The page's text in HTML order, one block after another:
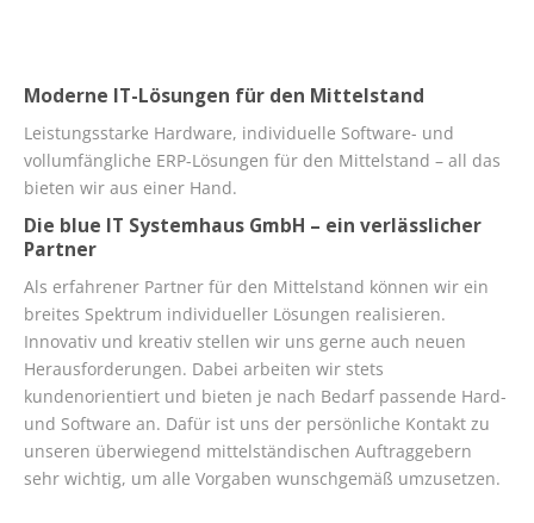
Moderne IT-Lösungen für den Mittelstand
Leistungsstarke Hardware, individuelle Software- und
vollumfängliche ERP-Lösungen für den Mittelstand – all das
bieten wir aus einer Hand.
Die blue IT Systemhaus GmbH – ein verlässlicher
Partner
Als erfahrener Partner für den Mittelstand können wir ein
breites Spektrum individueller Lösungen realisieren.
Innovativ und kreativ stellen wir uns gerne auch neuen
Herausforderungen. Dabei arbeiten wir stets
kundenorientiert und bieten je nach Bedarf passende Hard-
und Software an. Dafür ist uns der persönliche Kontakt zu
unseren überwiegend mittelständischen Auftraggebern
sehr wichtig, um alle Vorgaben wunschgemäß umzusetzen.